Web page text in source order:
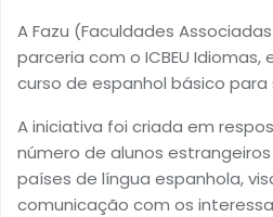
A Fazu (Faculdades
parceria com o ICBEU
curso de espanhol básico
A iniciativa foi criada em
número de alunos
países de língua espanhola,
comunicação com os